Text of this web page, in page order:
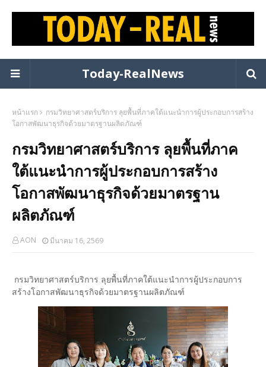
Today-RealNews
หน้าแรก
กรมวิทยาศาสตร์บริการ ลุยพื้นที่ภาคใต้แนะนำการผู้ประกอบการสร้าง
โอกาสพัฒนาธุรกิจด้วยมาตรฐานผลิตภัณฑ์
กรมวิทยาศาสตร์บริการ ลุยพื้นที่ภาค
ใต้แนะนำการผู้ประกอบการสร้าง
โอกาสพัฒนาธุรกิจด้วยมาตรฐาน
ผลิตภัณฑ์
AON มีนาคม 16, 2569
กรมวิทยาศาสตร์บริการ ลุยพื้นที่ภาคใต้แนะนำการผู้ประกอบการ
สร้างโอกาสพัฒนาธุรกิจด้วยมาตรฐานผลิตภัณฑ์